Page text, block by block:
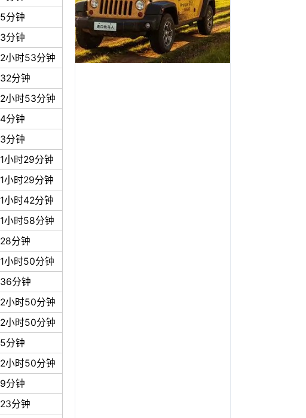
5分钟
3分钟
2小时53分钟
32分钟
2小时53分钟
4分钟
3分钟
1小时29分钟
1小时29分钟
1小时42分钟
1小时58分钟
28分钟
1小时50分钟
36分钟
2小时50分钟
2小时50分钟
5分钟
2小时50分钟
9分钟
23分钟